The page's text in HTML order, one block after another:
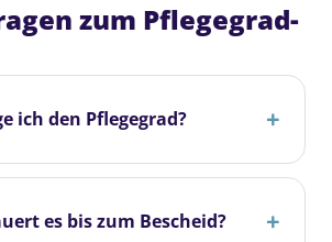
zum Pflegegrad-
ich den Pflegegrad?
es bis zum Bescheid?